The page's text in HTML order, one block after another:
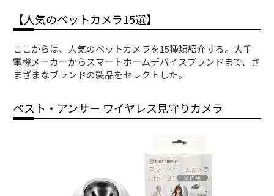
【人気のペットカメラ15選】
ここからは、人気のペットカメラを15種類紹介する。大手
電機メーカーからスマートホームデバイスブランドまで、さ
まざまなブランドの製品をセレクトした。
ベスト・アンサー ワイヤレス見守りカメラ